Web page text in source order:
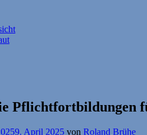
Pflichtfortbildungen
9. April 2025 von Roland Brühe